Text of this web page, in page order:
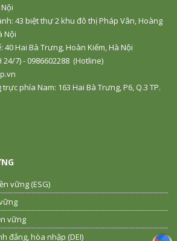
43 biệt thự 2 khu đô thị Pháp Vân, Hoàng
Nội
40 Hai Bà Trưng, Hoàn Kiếm, Hà Nội
24/7) - 0986602288 (Hotline)
phía Nam: 163 Hai Bà Trưng, P6, Q.3 TP.
vững (ESG)
vững
đẳng, hòa nhập (DEI)